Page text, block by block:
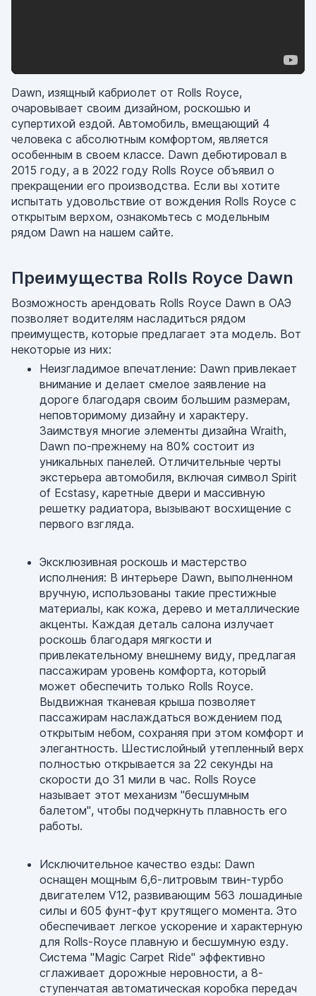
Dawn, изящный кабриолет от Rolls Royce,
очаровывает своим дизайном, роскошью и
супертихой ездой. Автомобиль, вмещающий 4
человека с абсолютным комфортом, является
особенным в своем классе. Dawn дебютировал в
2015 году, а в 2022 году Rolls Royce объявил о
прекращении его производства. Если вы хотите
испытать удовольствие от вождения Rolls Royce с
открытым верхом, ознакомьтесь с модельным
рядом Dawn на нашем сайте.
Преимущества Rolls Royce Dawn
Возможность арендовать Rolls Royce Dawn в ОАЭ
позволяет водителям насладиться рядом
преимуществ, которые предлагает эта модель. Вот
некоторые из них:
Неизгладимое впечатление: Dawn привлекает
внимание и делает смелое заявление на
дороге благодаря своим большим размерам,
неповторимому дизайну и характеру.
Заимствуя многие элементы дизайна Wraith,
Dawn по-прежнему на 80% состоит из
уникальных панелей. Отличительные черты
экстерьера автомобиля, включая символ Spirit
of Ecstasy, каретные двери и массивную
решетку радиатора, вызывают восхищение с
первого взгляда.
Эксклюзивная роскошь и мастерство
исполнения: В интерьере Dawn, выполненном
вручную, использованы такие престижные
материалы, как кожа, дерево и металлические
акценты. Каждая деталь салона излучает
роскошь благодаря мягкости и
привлекательному внешнему виду, предлагая
пассажирам уровень комфорта, который
может обеспечить только Rolls Royce.
Выдвижная тканевая крыша позволяет
пассажирам наслаждаться вождением под
открытым небом, сохраняя при этом комфорт и
элегантность. Шестислойный утепленный верх
полностью открывается за 22 секунды на
скорости до 31 мили в час. Rolls Royce
называет этот механизм "бесшумным
балетом", чтобы подчеркнуть плавность его
работы.
Исключительное качество езды: Dawn
оснащен мощным 6,6-литровым твин-турбо
двигателем V12, развивающим 563 лошадиные
силы и 605 фунт-фут крутящего момента. Это
обеспечивает легкое ускорение и характерную
для Rolls-Royce плавную и бесшумную езду.
Система "Magic Carpet Ride" эффективно
сглаживает дорожные неровности, а 8-
ступенчатая автоматическая коробка передач